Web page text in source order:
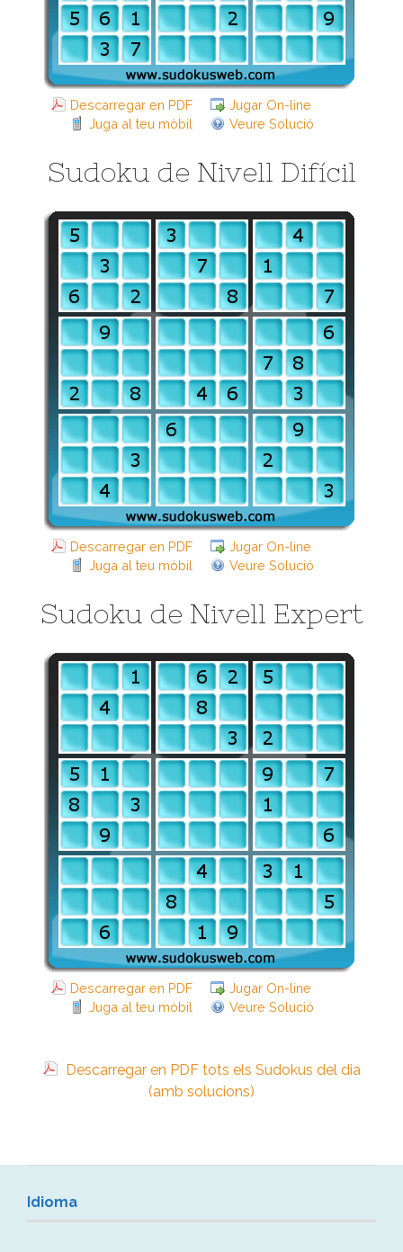
Descarregar en PDF
Jugar On-line
Juga al teu mòbil
Veure Solució
Sudoku de Nivell Difícil
Descarregar en PDF
Jugar On-line
Juga al teu mòbil
Veure Solució
Sudoku de Nivell Expert
Descarregar en PDF
Jugar On-line
Juga al teu mòbil
Veure Solució
Descarregar en PDF tots els Sudokus del dia
(amb solucions)
Idioma